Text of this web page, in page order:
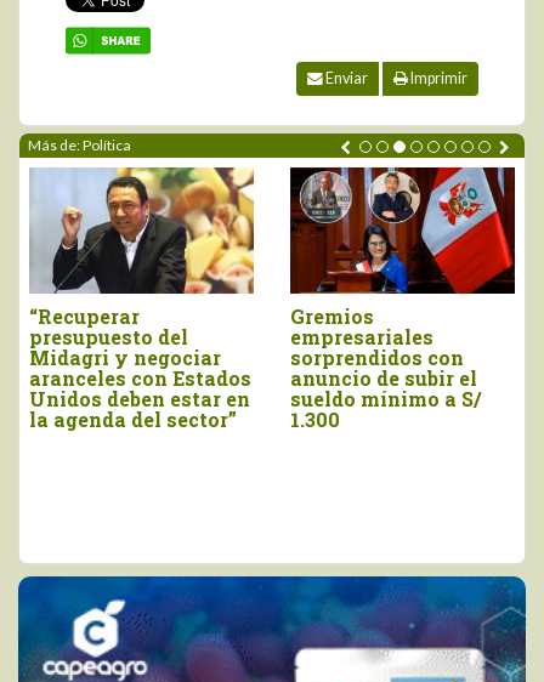
Enviar Imprimir
Más de: Política
“Recuperar
presupuesto del
Midagri y negociar
aranceles con Estados
Unidos deben estar en
la agenda del sector”
Gremios
empresariales
sorprendidos con
anuncio de subir el
sueldo mínimo a S/
1.300